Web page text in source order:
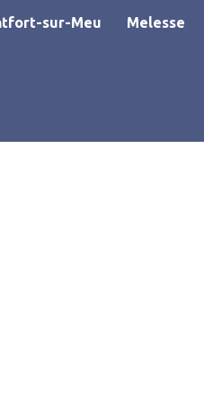
sur-Meu Melesse